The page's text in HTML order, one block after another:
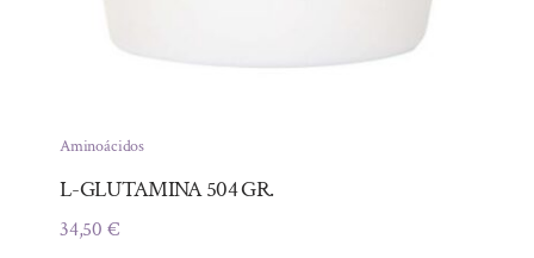
Aminoácidos
L-GLUTAMINA 504 GR.
34,50 €